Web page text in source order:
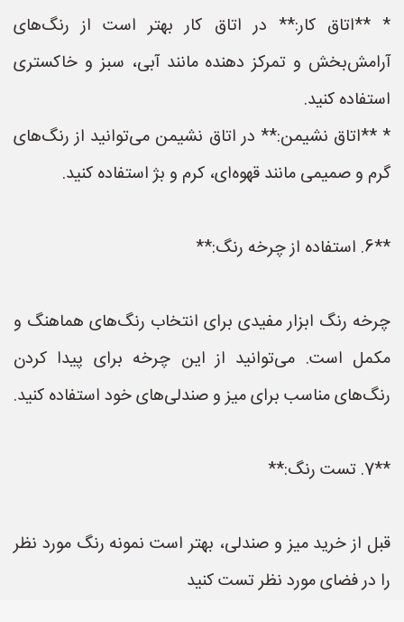
* **اتاق کار:** در اتاق کار بهتر است از رنگ‌های
آرامش‌بخش و تمرکز دهنده مانند آبی، سبز و خاکستری
استفاده کنید.
* **اتاق نشیمن:** در اتاق نشیمن می‌توانید از رنگ‌های
گرم و صمیمی مانند قهوه‌ای، کرم و بژ استفاده کنید.
**6. استفاده از چرخه رنگ:**
چرخه رنگ ابزار مفیدی برای انتخاب رنگ‌های هماهنگ و
مکمل است. می‌توانید از این چرخه برای پیدا کردن
رنگ‌های مناسب برای میز و صندلی‌های خود استفاده کنید.
**7. تست رنگ:**
قبل از خرید میز و صندلی، بهتر است نمونه رنگ مورد نظر
را در فضای مورد نظر تست کنید